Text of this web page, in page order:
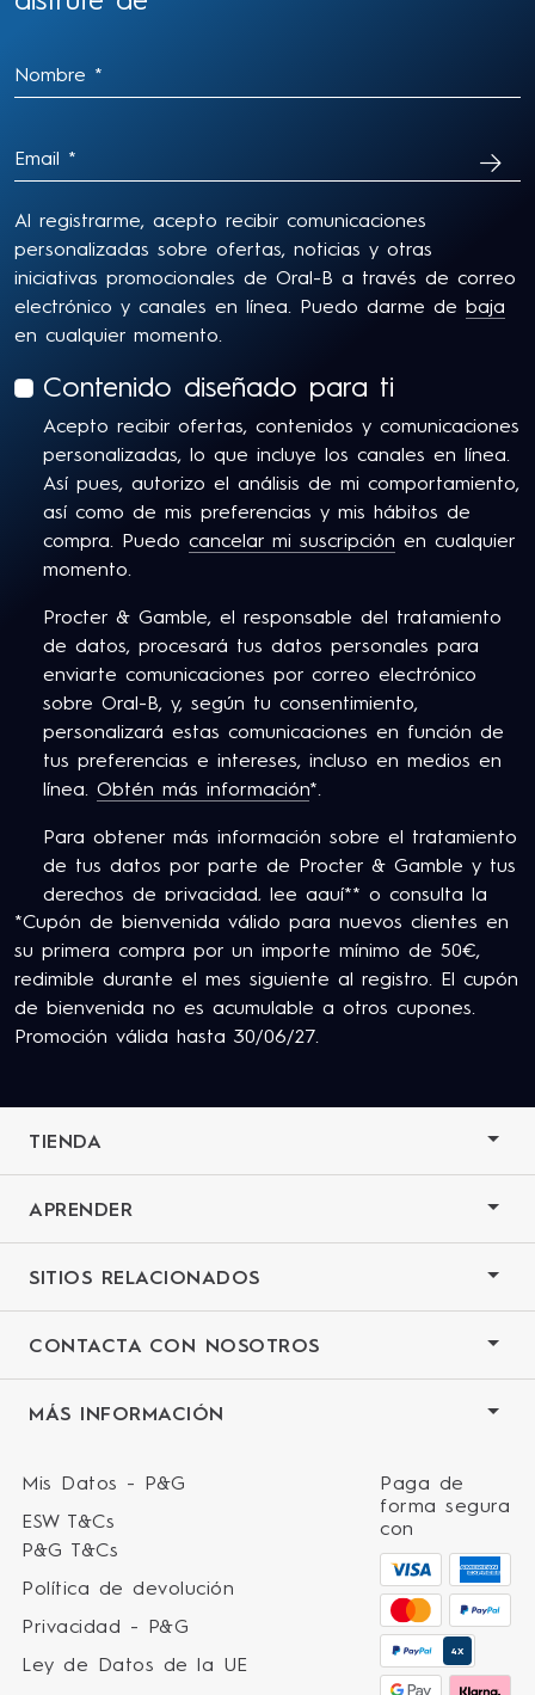
Al registrarme, acepto recibir comunicaciones
personalizadas sobre ofertas, noticias y otras
iniciativas promocionales de Oral-B a través de correo
electrónico y canales en línea. Puedo darme de baja
en cualquier momento.
Contenido diseñado para ti
Acepto recibir ofertas, contenidos y comunicaciones
personalizadas, lo que incluye los canales en línea.
Así pues, autorizo el análisis de mi comportamiento,
así como de mis preferencias y mis hábitos de
compra. Puedo cancelar mi suscripción en cualquier
momento.
Procter & Gamble, el responsable del tratamiento
de datos, procesará tus datos personales para
enviarte comunicaciones por correo electrónico
sobre Oral-B, y, según tu consentimiento,
personalizará estas comunicaciones en función de
tus preferencias e intereses, incluso en medios en
línea. Obtén más información*.
Para obtener más información sobre el tratamiento
de tus datos por parte de Procter & Gamble y tus
derechos de privacidad, lee aquí** o consulta la
Política de Privacidad completa de P&G.
Tiene al menos 18 años y consiente en nuestros
Términos y Condiciones.
*Cupón de bienvenida válido para nuevos clientes en
su primera compra por un importe mínimo de 50€,
redimible durante el mes siguiente al registro. El cupón
de bienvenida no es acumulable a otros cupones.
Promoción válida hasta 30/06/27.
TIENDA
APRENDER
SITIOS RELACIONADOS
CONTACTA CON NOSOTROS
MÁS INFORMACIÓN
Paga de
forma segura
con
4X
Mis Datos - P&G
ESW T&Cs
P&G T&Cs
Política de devolución
Privacidad - P&G
Ley de Datos de la UE